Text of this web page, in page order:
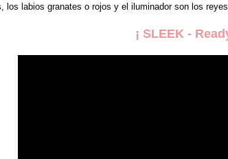
los labios granates o rojos y el iluminador son los
¡ SLEEK -